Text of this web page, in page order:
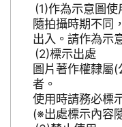
作為示意圖使
隨拍攝時期不同
出入。請作為示
標示出處
圖片著作權隸屬
者。
使用時請務必標
(※出處標示內容